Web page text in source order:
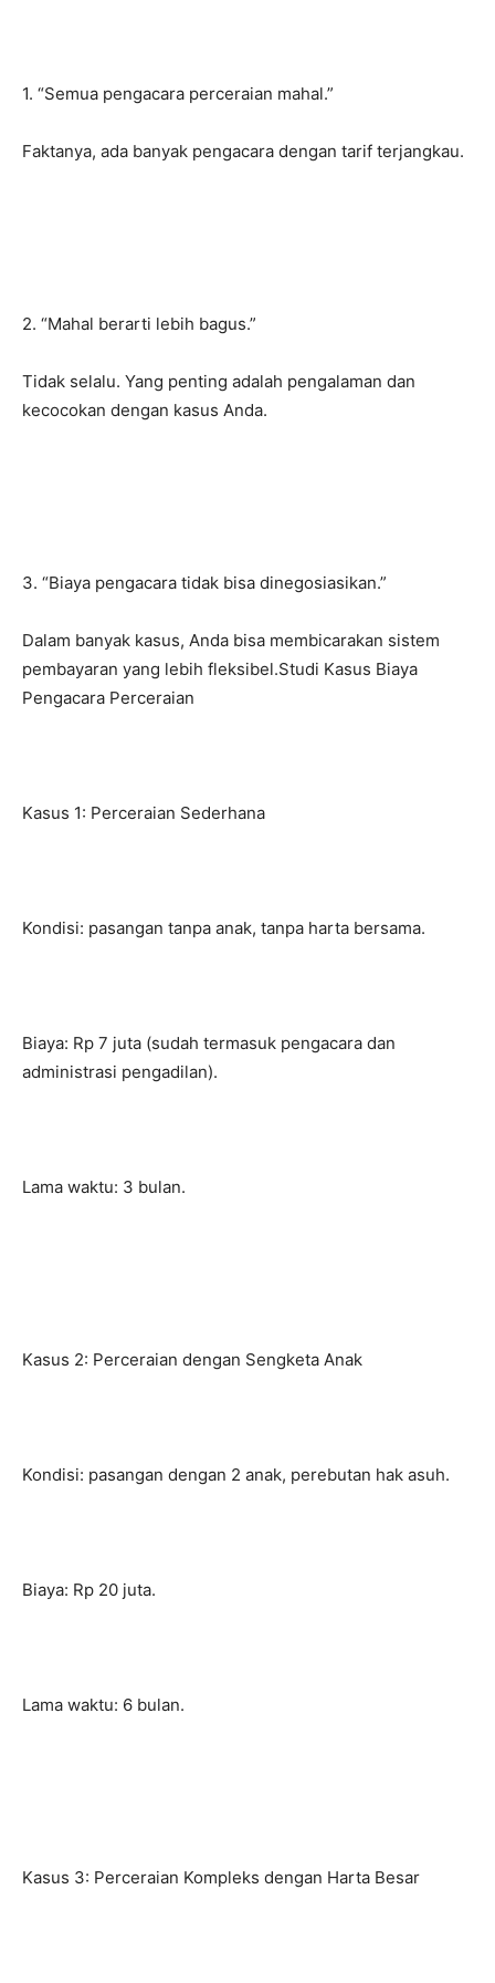
1. “Semua pengacara perceraian mahal.”
Faktanya, ada banyak pengacara dengan tarif terjangkau.
2. “Mahal berarti lebih bagus.”
Tidak selalu. Yang penting adalah pengalaman dan
kecocokan dengan kasus Anda.
3. “Biaya pengacara tidak bisa dinegosiasikan.”
Dalam banyak kasus, Anda bisa membicarakan sistem
pembayaran yang lebih fleksibel.Studi Kasus Biaya
Pengacara Perceraian
Kasus 1: Perceraian Sederhana
Kondisi: pasangan tanpa anak, tanpa harta bersama.
Biaya: Rp 7 juta (sudah termasuk pengacara dan
administrasi pengadilan).
Lama waktu: 3 bulan.
Kasus 2: Perceraian dengan Sengketa Anak
Kondisi: pasangan dengan 2 anak, perebutan hak asuh.
Biaya: Rp 20 juta.
Lama waktu: 6 bulan.
Kasus 3: Perceraian Kompleks dengan Harta Besar